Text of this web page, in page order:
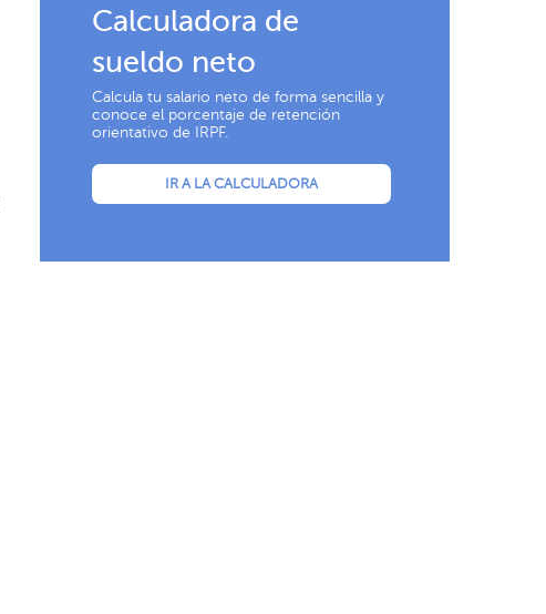
Calculadora de
sueldo neto
Calcula tu salario neto de forma sencilla y
conoce el porcentaje de retención
orientativo de IRPF.
IR A LA CALCULADORA